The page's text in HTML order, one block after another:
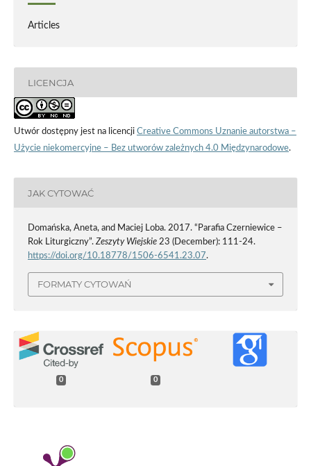
Articles
LICENCJA
Utwór dostępny jest na licencji Creative Commons Uznanie autorstwa –
Użycie niekomercyjne – Bez utworów zależnych 4.0 Międzynarodowe.
JAK CYTOWAĆ
Domańska, Aneta, and Maciej Loba. 2017. “Parafia Czerniewice –
Rok Liturgiczny”. Zeszyty Wiejskie23 (December): 111-24.
https://doi.org/10.18778/1506-6541.23.07.
FORMATY CYTOWAŃ
0 0